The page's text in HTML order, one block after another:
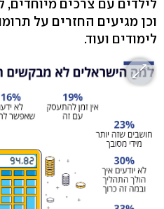
לילדים עם צרכים מיוחדים,
וכן מגיעים החזרים על
לימודים ועוד.